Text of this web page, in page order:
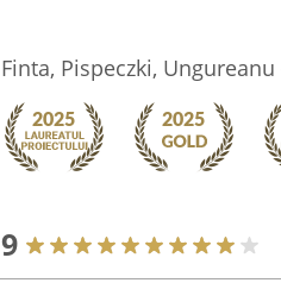
Finta, Pispeczki,
9